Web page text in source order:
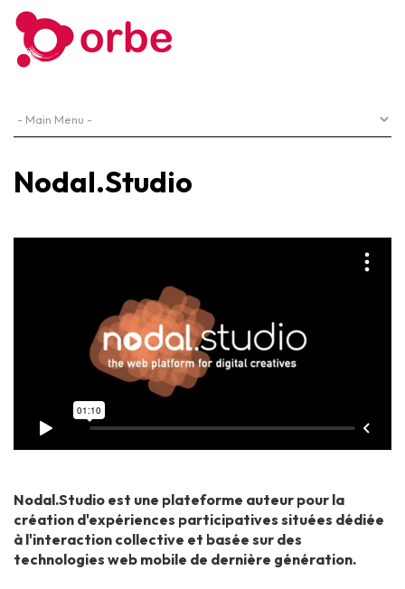
Nodal.Studio
Nodal.Studio est une plateforme auteur pour la
création d'expériences participatives situées dédiée
à l'interaction collective et basée sur des
technologies web mobile de dernière génération.